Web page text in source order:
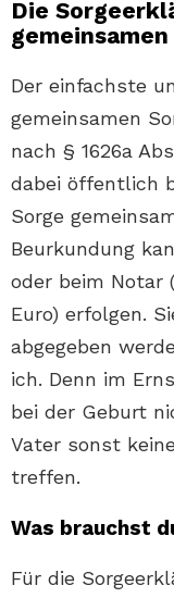
Die
Der einfachste
gemeinsamen
nach § 1626a
dabei öffentlich
Sorge
Beurkundung
oder beim Notar
Euro) erfolgen.
abgegeben
ich. Denn im
bei der Geburt
Vater sonst
treffen.
Was brauchst
Für die